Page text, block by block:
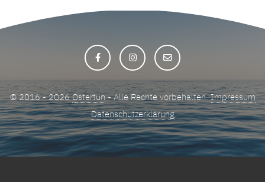
© 2016 - 2026Ostertun- Alle Rechte vorbehalten.Impressum
Datenschutzerklärung